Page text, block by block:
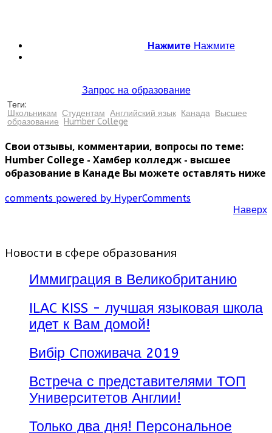
Нажмите Нажмите
Запрос на образование
Теги:
Школьникам Студентам Английский язык Канада Высшее
образование
Humber College
Свои отзывы, комментарии, вопросы по теме:
Humber College - Хамбер колледж - высшее
образование в Канаде Вы можете оставлять ниже
comments powered by HyperComments
Наверх
Новости в сфере образования
Иммиграция в Великобританию
ILAC KISS - лучшая языковая школа
идет к Вам домой!
Вибір Споживача 2019
Встреча с представителями ТОП
Университетов Англии!
Только два дня! Персональное